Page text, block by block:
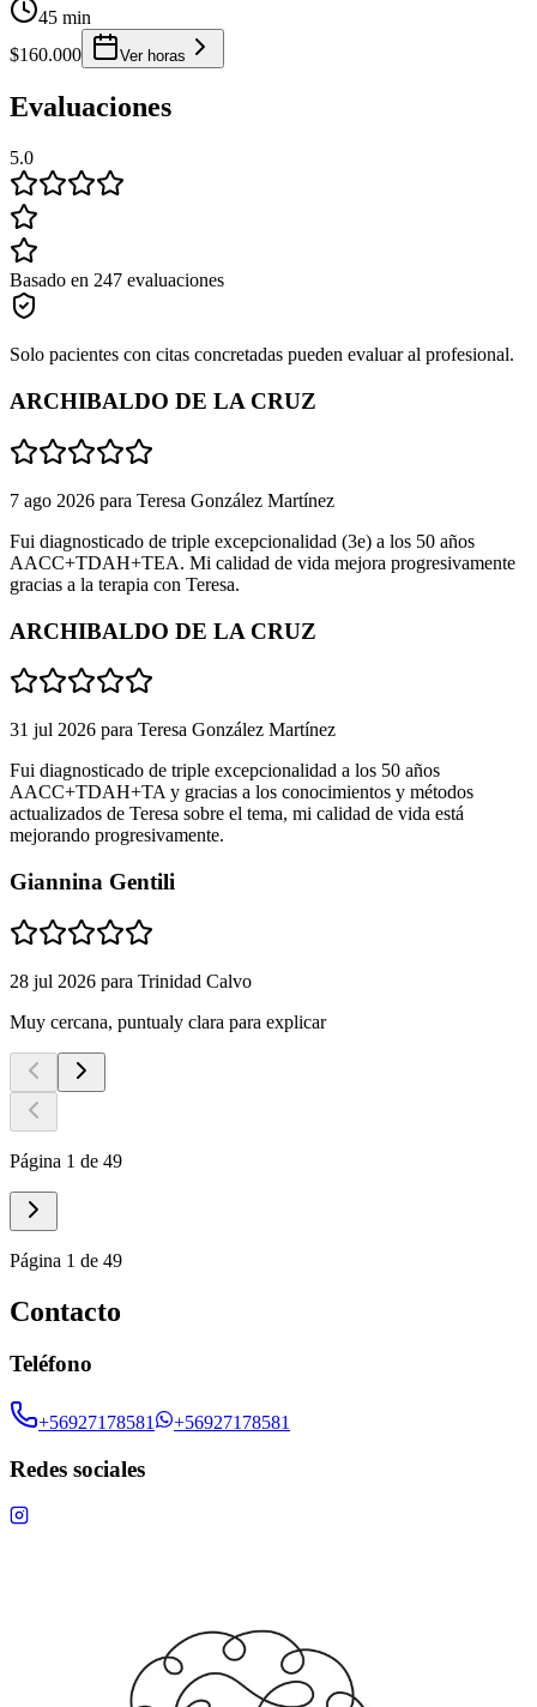
45 min
$160.000
Ver horas
Evaluaciones
5.0
Basado en 247 evaluaciones
Solo pacientes con citas concretadas pueden evaluar al profesional.
ARCHIBALDO DE LA CRUZ
7 ago 2026 para Teresa González Martínez
Fui diagnosticado de triple excepcionalidad (3e) a los 50 años
AACC+TDAH+TEA. Mi calidad de vida mejora progresivamente
gracias a la terapia con Teresa.
ARCHIBALDO DE LA CRUZ
31 jul 2026 para Teresa González Martínez
Fui diagnosticado de triple excepcionalidad a los 50 años
AACC+TDAH+TA y gracias a los conocimientos y métodos
actualizados de Teresa sobre el tema, mi calidad de vida está
mejorando progresivamente.
Giannina Gentili
28 jul 2026 para Trinidad Calvo
Muy cercana, puntualy clara para explicar
Página 1 de 49
Página 1 de 49
Contacto
Teléfono
+56927178581 +56927178581
Redes sociales